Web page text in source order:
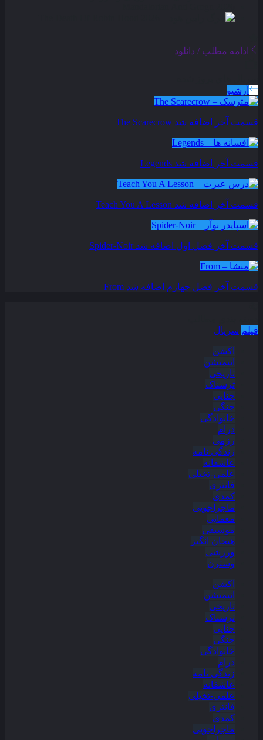
ادامه مطلب / دانلود
آرشیو
قسمت آخر اضافه شد The Scarecrow
قسمت آخر اضافه شد Legends
قسمت آخر اضافه شد Teach You A Lesson
قسمت آخر فصل اول اضافه شد Spider-Noir
قسمت آخر فصل چهارم اضافه شد From
فیلم سریال
اکشن
انیمیشن
تاریخی
ترسناک
جنایی
جنگی
خانوادگی
درام
رزمی
زندگی نامه
عاشقانه
علمی-تخیلی
فانتزی
کمدی
ماجراجویی
معمایی
موسیقی
هیجان انگیز
ورزشی
وسترن
اکشن
انیمیشن
تاریخی
ترسناک
جنایی
جنگی
خانوادگی
درام
زندگی نامه
عاشقانه
علمی-تخیلی
فانتزی
کمدی
ماجراجویی